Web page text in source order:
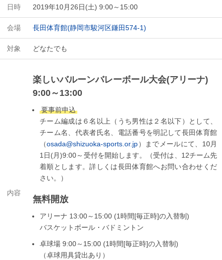
日時 2019年10月26日(土) 9:00～15:00
会場 長田体育館(静岡市駿河区鎌田574-1)
対象 どなたでも
内容
楽しいバルーンバレーボール大会(アリーナ)
9:00～13:00
要事前申込
チーム編成は６名以上（うち男性は２名以下）として、
チーム名、代表者氏名、電話番号を明記して長田体育館
（osada@shizuoka-sports.or.jp）までメールにて、10月
1日(月)9:00～受付を開始します。（受付は、12チーム先
着順とします。詳しくは長田体育館へお問い合わせくだ
さい。）
無料開放
アリーナ 13:00～15:00 (1時間[毎正時]の入替制)
バスケットボール・バドミントン
卓球場 9:00～15:00 (1時間[毎正時]の入替制)
（卓球用具貸出あり）